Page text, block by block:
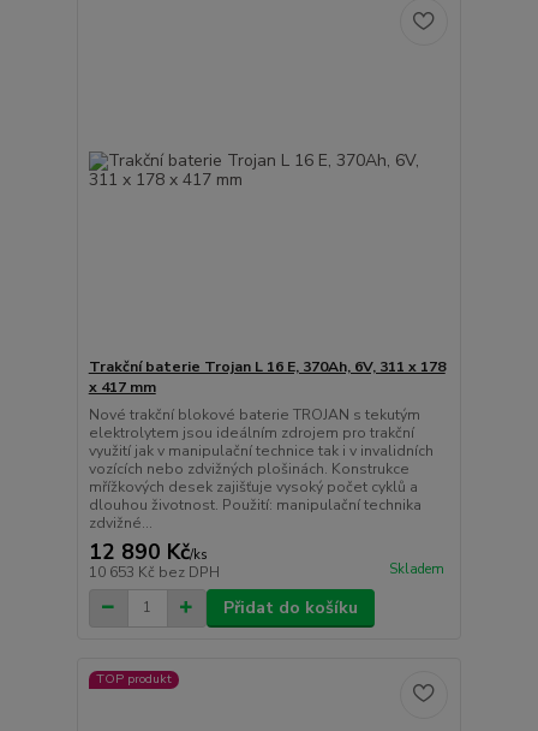
Trakční baterie Trojan L 16 E, 370Ah, 6V, 311 x 178
x 417 mm
Nové trakční blokové baterie TROJAN s tekutým
elektrolytem jsou ideálním zdrojem pro trakční
využití jak v manipulační technice tak i v invalidních
vozících nebo zdvižných plošinách. Konstrukce
mřížkových desek zajišťuje vysoký počet cyklů a
dlouhou životnost. Použití: manipulační technika
zdvižné...
12 890 Kč/ks
10 653 Kč bez DPH Skladem
Přidat do košíku
TOP produkt